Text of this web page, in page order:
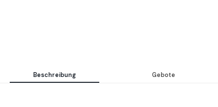
Beschreibung Gebote